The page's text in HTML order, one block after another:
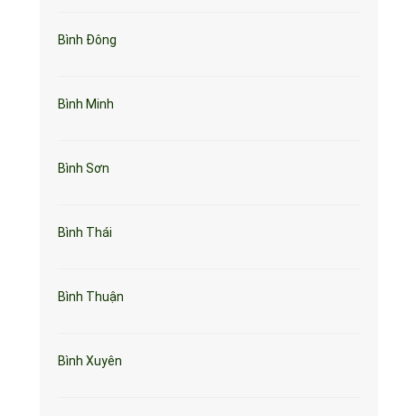
Bình Đông
Bình Minh
Bình Sơn
Bình Thái
Bình Thuận
Bình Xuyên